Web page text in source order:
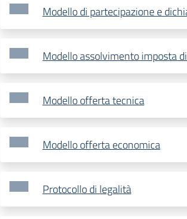
Modello di partecipazione e
Modello assolvimento imposta
Modello offerta tecnica
Modello offerta economica
Protocollo di legalità